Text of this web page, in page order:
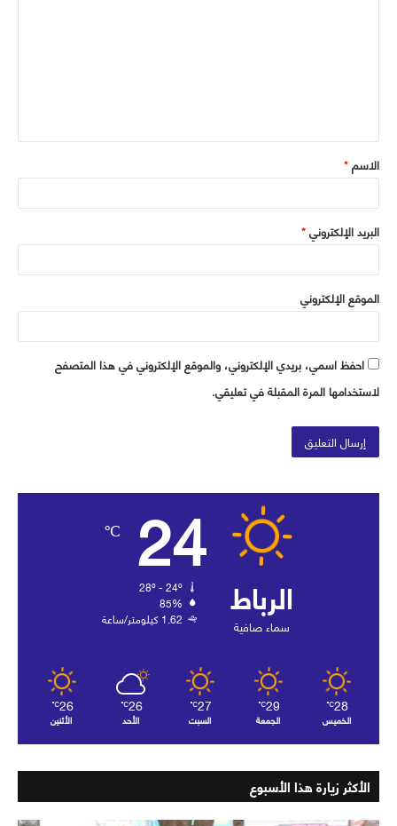
ق
*
الاسم*
البريد الإلكتروني*
الموقع الإلكتروني
احفظ اسمي، بريدي الإلكتروني، والموقع الإلكتروني في هذا المتصفح
لاستخدامها المرة المقبلة في تعليقي.
الرباط
سماء صافية
24
℃
85%
1.62 كيلومتر/ساعة
28
℃
الخميس
29
℃
الجمعة
27
℃
السبت
26
℃
الأحد
26
℃
الأثنين
الأكثر زيارة هذا الأسبوع